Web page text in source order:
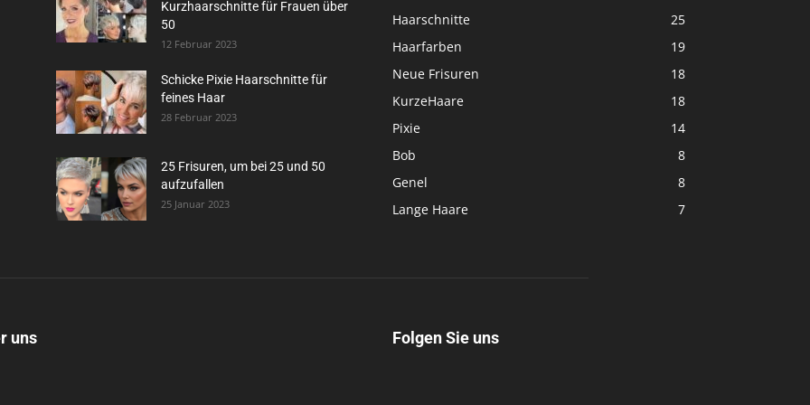
Kurzhaarschnitte für Frauen über
50
12 Februar 2023
Schicke Pixie Haarschnitte für
feines Haar
28 Februar 2023
25 Frisuren, um bei 25 und 50
aufzufallen
25 Januar 2023
Haarschnitte
25
Haarfarben
19
Neue Frisuren
18
KurzeHaare
18
Pixie
14
Bob
8
Genel
8
Lange Haare
7
uns Folgen Sie uns